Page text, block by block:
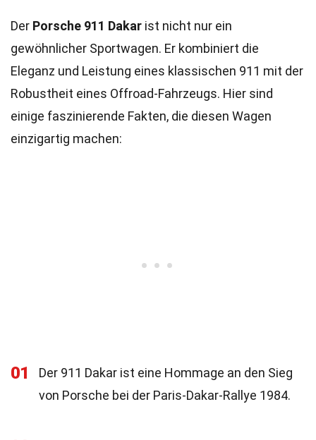
Der Porsche 911 Dakar ist nicht nur ein
gewöhnlicher Sportwagen. Er kombiniert die
Eleganz und Leistung eines klassischen 911 mit der
Robustheit eines Offroad-Fahrzeugs. Hier sind
einige faszinierende Fakten, die diesen Wagen
einzigartig machen:
01
Der 911 Dakar ist eine Hommage an den Sieg
von Porsche bei der Paris-Dakar-Rallye 1984.